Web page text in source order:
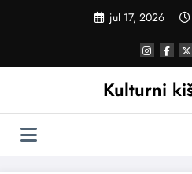
jul 17, 2026
Kulturni